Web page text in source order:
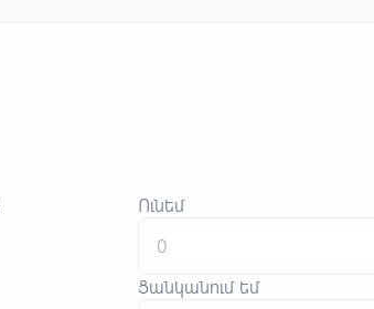
Ունեմ
Ցանկանում եմ